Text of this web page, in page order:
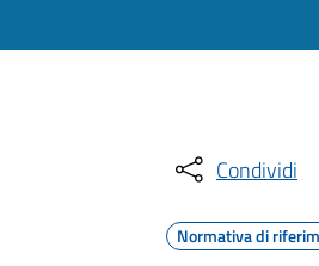
Condividi
Normativa di